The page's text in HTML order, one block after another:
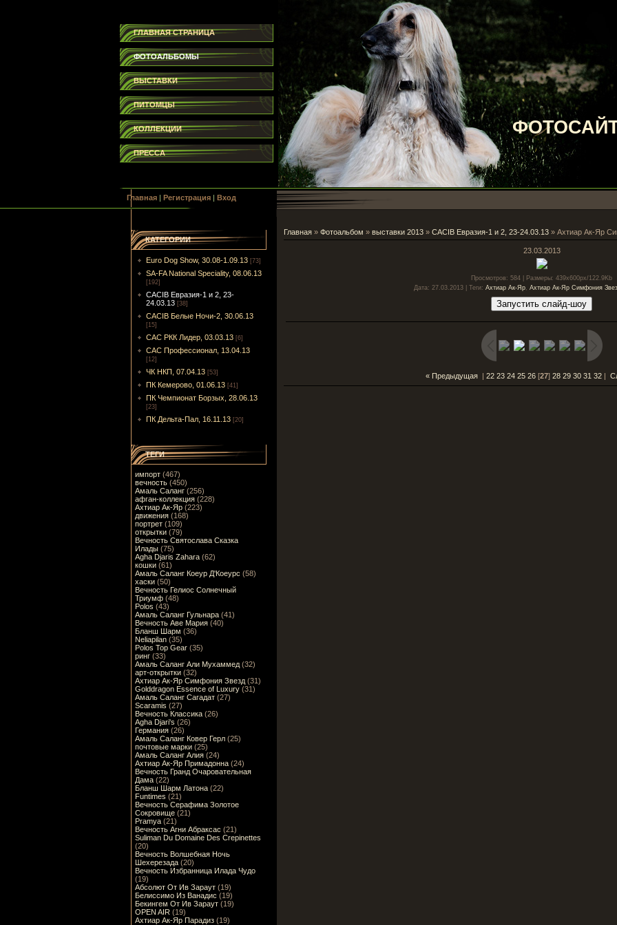
ФОТОСАЙТ
ГЛАВНАЯ СТРАНИЦА
ФОТОАЛЬБОМЫ
ВЫСТАВКИ
ПИТОМЦЫ
КОЛЛЕКЦИИ
ПРЕССА
Главная| Регистрация| Вход
КАТЕГОРИИ
Euro Dog Show, 30.08-1.09.13 [73]
SA-FA National Speciality, 08.06.13
[192]
CACIB Евразия-1 и 2, 23-
24.03.13 [38]
CACIB Белые Ночи-2, 30.06.13
[15]
САС РКК Лидер, 03.03.13 [6]
САС Профессионал, 13.04.13
[12]
ЧК НКП, 07.04.13 [53]
ПК Кемерово, 01.06.13 [41]
ПК Чемпионат Борзых, 28.06.13
[23]
ПК Дельта-Пал, 16.11.13 [20]
ТЕГИ
импорт(467)
вечность(450)
Амаль Саланг(256)
афган-коллекция(228)
Ахтиар Ак-Яр(223)
движения(168)
портрет(109)
открытки(79)
Вечность Святослава Сказка
Илады(75)
Agha Djaris Zahara(62)
кошки(61)
Амаль Саланг Коеур Д'Коеурс (58)
хаски(50)
Вечность Гелиос Солнечный
Триумф(48)
Polos (43)
Амаль Саланг Гульнара(41)
Вечность Аве Мария(40)
Бланш Шарм (36)
Neliapilan(35)
Polos Top Gear(35)
ринг(33)
Амаль Саланг Али Мухаммед(32)
арт-открытки(32)
Ахтиар Ак-Яр Симфония Звезд(31)
Golddragon Essence of Luxury(31)
Амаль Саланг Сагадат(27)
Scaramis (27)
Вечность Классика(26)
Agha Djari's (26)
Германия(26)
Амаль Саланг Ковер Герл(25)
почтовые марки(25)
Амаль Саланг Алия(24)
Ахтиар Ак-Яр Примадонна(24)
Вечность Гранд Очаровательная
Дама(22)
Бланш Шарм Латона(22)
Funtimes (21)
Вечность Серафима Золотое
Сокровище(21)
Pramya(21)
Вечность Агни Абраксас (21)
Suliman Du Domaine Des Crepinettes
(20)
Вечность Волшебная Ночь
Шехерезада(20)
Вечность Избранница Илада Чудо
(19)
Абсолют От Ив Зараут(19)
Белиссимо Из Ванадис (19)
Бекингем От Ив Зараут(19)
OPEN AIR (19)
Ахтиар Ак-Яр Парадиз(19)
Главная» Фотоальбом » выставки 2013» CACIB Евразия-1 и 2, 23-24.03.13» Ахтиар Ак-Яр
23.03.2013
Просмотров: 584 | Размеры: 439x600px/122.9Kb
Дата: 27.03.2013 | Теги: Ахтиар Ак-Яр, Ахтиар Ак-Яр Симфония
« Предыдущая| 22 23 24 25 26[27] 28 29 30 31 32|